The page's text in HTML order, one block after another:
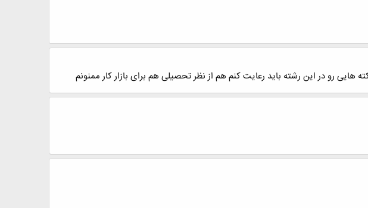
رو در این رشته باید رعایت کنم هم از نظر تحصیلی هم برای بازار کار ممنونم